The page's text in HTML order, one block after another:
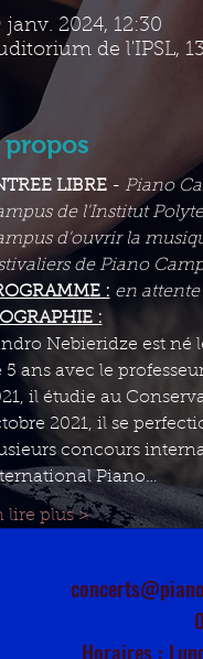
janv. 2024, 12:30
de l'IPSL,
propos
LIBRE - Piano
de l'Institut
d'ouvrir la
de Piano
: en attente
:
Nebieridze est né
5 ans avec le
il étudie au
2021, il se
concours
Piano…
lire plus >
Horaires :